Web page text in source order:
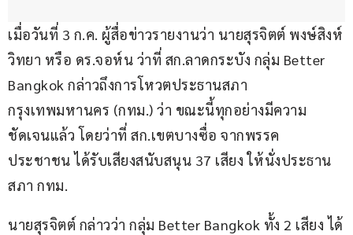
เมื่อวันที่ 3 ก.ค. ผู้สื่อข่าวรายงานว่า นายสุรจิตต์ พงษ์สิงห์
วิทยา หรือ ดร.จอห์น ว่าที่ สก.ลาดกระบัง กลุ่ม Better
Bangkok กล่าวถึงการโหวตประธานสภา
กรุงเทพมหานคร (กทม.) ว่า ขณะนี้ทุกอย่างมีความ
ชัดเจนแล้ว โดยว่าที่ สก.เขตบางซื่อ จากพรรค
ประชาชน ได้รับเสียงสนับสนุน 37 เสียง ให้นั่งประธาน
สภา กทม.
นายสุรจิตต์ กล่าวว่า กลุ่ม Better Bangkok ทั้ง 2 เสียง ได้